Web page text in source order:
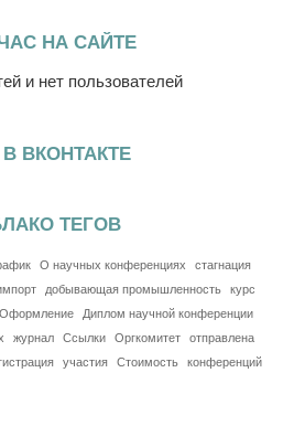
НА САЙТЕ
и нет пользователей
ВКОНТАКТЕ
ТЕГОВ
О научных конференциях
стагнация
добывающая промышленность
курс
Оформление
Диплом научной конференции
журнал Ссылки Оргкомитет
отправлена
участия Стоимость
конференций